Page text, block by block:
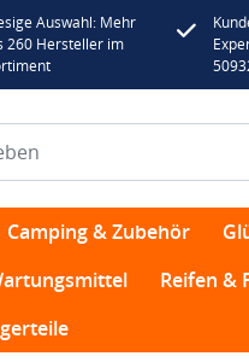
Auswahl: Mehr
260 Hersteller im
Camping & Zubehör
Reifen &